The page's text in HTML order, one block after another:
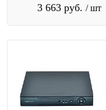
3 663 руб. / шт